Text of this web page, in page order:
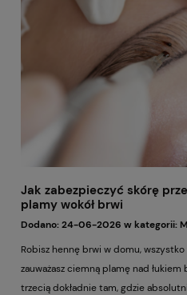
Ważne jest tylko jedno: kwasy
potrzeb oraz aktualnej kondycji.
Jak zabezpieczyć skórę
plamy wokół brwi
Dodano:24-06-2026 w kategorii:
Robisz hennę brwi w domu,
zauważasz ciemną plamę nad
trzecią dokładnie tam, gdzie